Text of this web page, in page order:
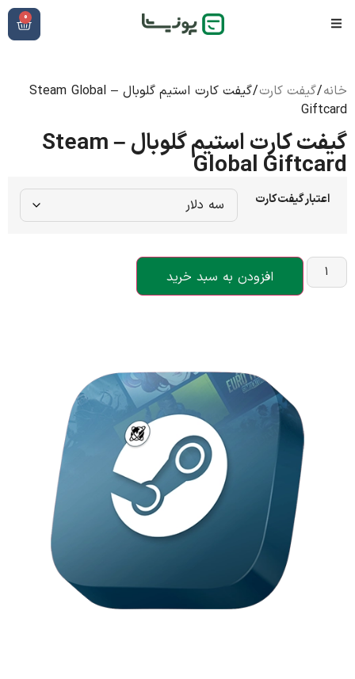
0
خانه/گیفت کارت
/ گیفت کارت استیم گلوبال – Steam Global
Giftcard
گیفت کارت استیم گلوبال – Steam
Global Giftcard
اعتبار گیفت‌کارت
افزودن به سبد خرید